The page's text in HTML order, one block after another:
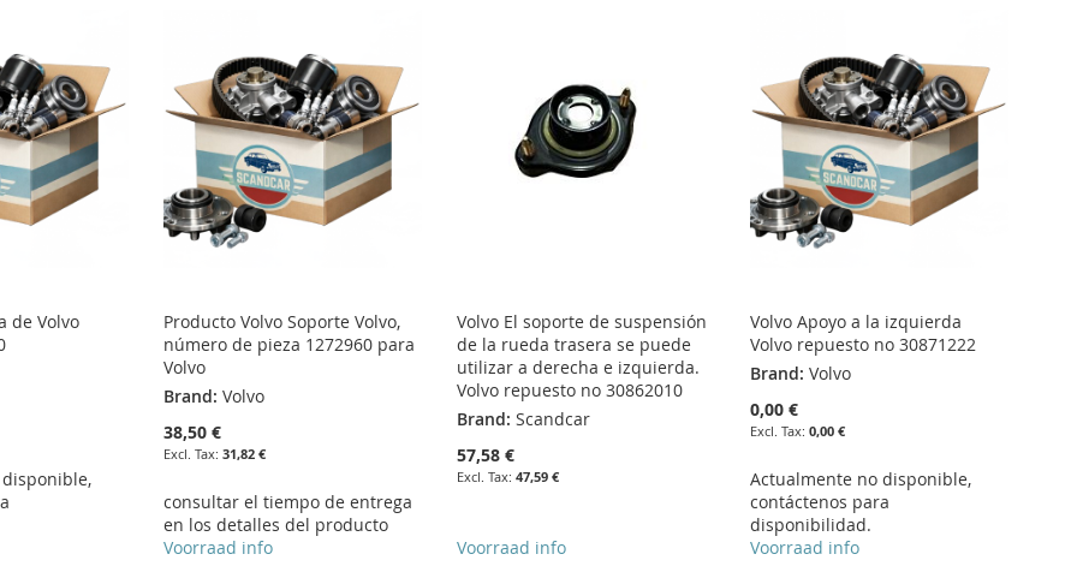
de Volvo
Producto Volvo Soporte Volvo,
número de pieza 1272960 para
Volvo
Brand: Volvo
38,50 €
31,82 €
consultar el tiempo de entrega
en los detalles del producto
Voorraad info
Volvo El soporte de suspensión
de la rueda trasera se puede
utilizar a derecha e izquierda.
Volvo repuesto no 30862010
Brand: Scandcar
57,58 €
47,59 €
Voorraad info
Volvo Apoyo a la izquierda
Volvo repuesto no 30871222
Brand: Volvo
0,00 €
0,00 €
Actualmente no disponible,
contáctenos para
disponibilidad.
Voorraad info